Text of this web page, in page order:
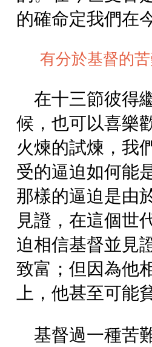
的確命定我們在
有分於基督的
在十三節彼得
候，也可以喜樂
火煉的試煉，我
受的逼迫如何能
那樣的逼迫是由
見證，在這個世
迫相信基督並見
致富；但因為他
上，他甚至可能
基督過一種苦